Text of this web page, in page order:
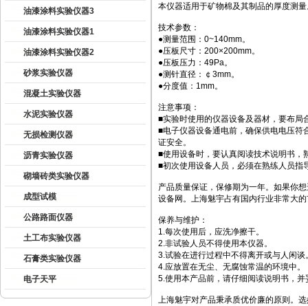
油漆涂料实验仪器3
油漆涂料实验仪器1
油漆涂料实验仪器2
砂浆实验仪器
混凝土实验仪器
水泥实验仪器
无损检测仪器
沥青实验仪器
砌墙砖类实验仪器
成型试模
公路路面仪器
土工布实验仪器
石膏类实验仪器
电子天平
本仪器适用于矿物棉及其制品的厚度测
技术参数：
●测量范围：0~140mm。
●压板尺寸：200×200mm。
●压板压力：49Pa。
●测针直径：￠3mm。
●分度值：1mm。
注意事项：
■实验时使用的仪器设备及器材，要布局
■电子仪器设备通电前，确保供电电压符
证安全。
■使用设备时，要认真阅读技术说明书，
■初次使用设备人员，必须在熟练人员指
产品质量保证，保修期为一年。如果你
设备网。上海魅宇占有国内行业非常大
保养与维护：
1.每次使用后，应洗净擦干。
2.非试验人员不得使用本仪器。
3.试验在进行过程中不得离开或与人闲谈
4.应放置在无尘、无腐蚀常温的环境中。
5.使用本产品前，请仔细阅读说明书，
上海魅宇对产品秉承质优价廉的原则。